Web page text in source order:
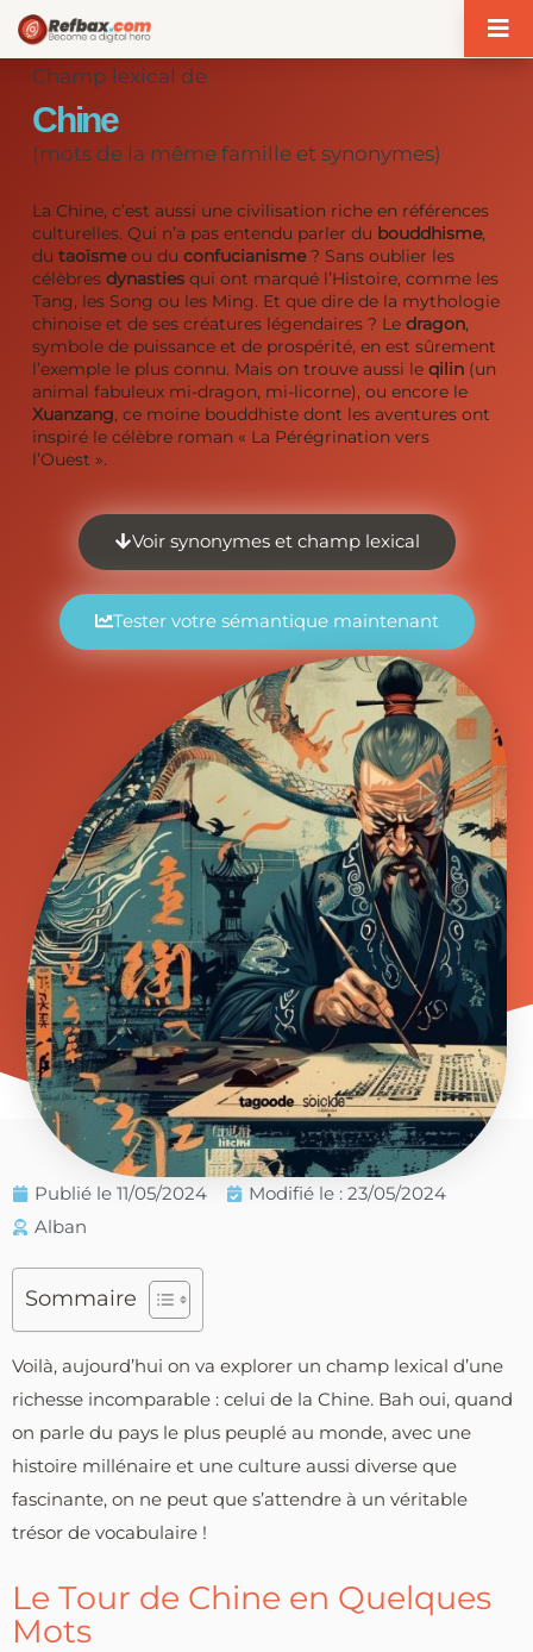
Champ lexical de
Chine
(mots de la même famille et synonymes)
La Chine, c’est aussi une civilisation riche en références
culturelles. Qui n’a pas entendu parler du bouddhisme,
dutaoïsmeou duconfucianisme? Sans oublier les
célèbresdynasties qui ont marqué l’Histoire, comme les
Tang, les Song ou les Ming. Et que dire de la mythologie
chinoise et de ses créatures légendaires ? Ledragon,
symbole de puissance et de prospérité, en est sûrement
l’exemple le plus connu. Mais on trouve aussi leqilin (un
animal fabuleux mi-dragon, mi-licorne), ou encore le
Xuanzang, ce moine bouddhiste dont les aventures ont
inspiré le célèbre roman « La Pérégrination vers
l’Ouest ».
Voir synonymes et champ lexical
Tester votre sémantique maintenant
Publié le 11/05/2024
Modifié le : 23/05/2024
Alban
Sommaire
Voilà, aujourd’hui on va explorer un champ lexical d’une
richesse incomparable : celui de la Chine. Bah oui, quand
on parle du pays le plus peuplé au monde, avec une
histoire millénaire et une culture aussi diverse que
fascinante, on ne peut que s’attendre à un véritable
trésor de vocabulaire !
Le Tour de Chine en Quelques
Mots
Panneau de gestion des cookies